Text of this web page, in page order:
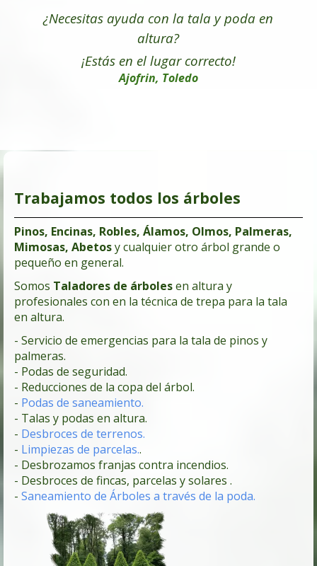
¿Necesitas ayuda con la tala y poda en
altura?
¡Estás en el lugar correcto!
Ajofrin, Toledo
Trabajamos todos los árboles
Pinos, Encinas, Robles, Álamos, Olmos, Palmeras,
Mimosas, Abetosy cualquier otro árbol grande o
pequeño en general.
Somos Taladores de árbolesen altura y
profesionales con en la técnica de trepa para la tala
en altura.
- Servicio de emergencias para la tala de pinos y
palmeras.
- Podas de seguridad.
- Reducciones de la copa del árbol.
- Podas de saneamiento.
- Talas y podas en altura.
- Desbroces de terrenos.
- Limpiezas de parcelas..
- Desbrozamos franjas contra incendios.
- Desbroces de fincas, parcelas y solares .
- Saneamiento de Árboles a través de la poda.